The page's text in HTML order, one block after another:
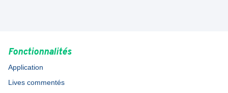
Fonctionnalités
Application
Lives commentés